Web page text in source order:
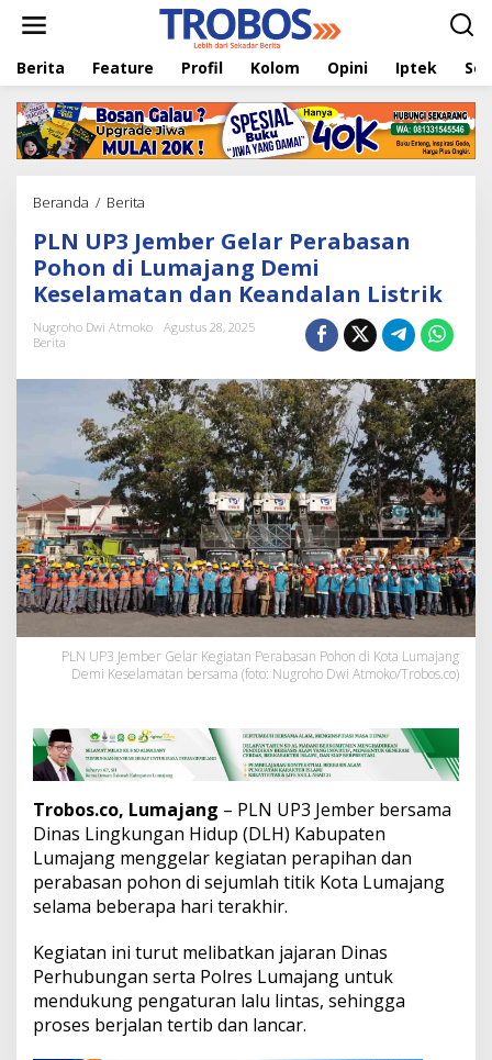
t
Berita Feature Profil Kolom Opini Iptek
Beranda / Berita
N
U
P
3
J
b
e
r
G
e
l
a
r
P
e
r
a
b
a
s
a
o
h
o
d
i
L
u
m
a
a
n
g
D
e
PLN UP3 Jember Gelar Perabasan
Pohon di Lumajang Demi
Keselamatan dan Keandalan Listrik
Nugroho Dwi Atmoko
Agustus 28, 2025
Berita
PLN UP3 Jember Gelar Kegiatan Perabasan Pohon di Kota Lumajang
Demi Keselamatan bersama (foto: Nugroho Dwi Atmoko/Trobos.co)
Trobos.co, Lumajang – PLN UP3 Jember bersama
Dinas Lingkungan Hidup (DLH) Kabupaten
Lumajang menggelar kegiatan perapihan dan
perabasan pohon di sejumlah titik Kota Lumajang
selama beberapa hari terakhir.
Kegiatan ini turut melibatkan jajaran Dinas
Perhubungan serta Polres Lumajang untuk
mendukung pengaturan lalu lintas, sehingga
proses berjalan tertib dan lancar.